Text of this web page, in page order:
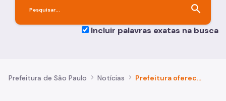
search
Incluir palavras exatas na busca
Prefeitura de São Paulo Notícias Prefeitura oferece diversão e lazer gratuitos em seus espaços públicos e culturais